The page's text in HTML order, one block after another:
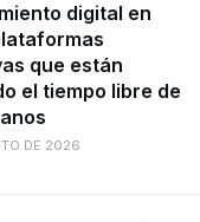
digital en
que están
el tiempo libre de
DE 2026